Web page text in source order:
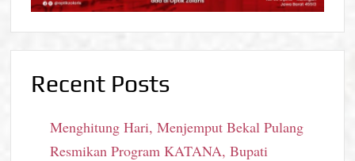
Recent Posts
Menghitung Hari, Menjemput Bekal Pulang
Resmikan Program KATANA, Bupati